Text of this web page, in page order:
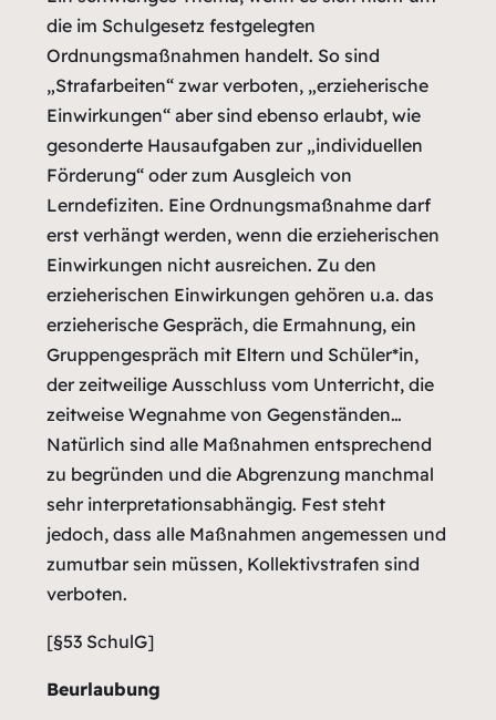
die im Schulgesetz festgelegten
Ordnungsmaßnahmen handelt. So sind
„Strafarbeiten“ zwar verboten, „erzieherische
Einwirkungen“ aber sind ebenso erlaubt, wie
gesonderte Hausaufgaben zur „individuellen
Förderung“ oder zum Ausgleich von
Lerndefiziten. Eine Ordnungsmaßnahme darf
erst verhängt werden, wenn die erzieherischen
Einwirkungen nicht ausreichen. Zu den
erzieherischen Einwirkungen gehören u.a. das
erzieherische Gespräch, die Ermahnung, ein
Gruppengespräch mit Eltern und Schüler*in,
der zeitweilige Ausschluss vom Unterricht, die
zeitweise Wegnahme von Gegenständen…
Natürlich sind alle Maßnahmen entsprechend
zu begründen und die Abgrenzung manchmal
sehr interpretationsabhängig. Fest steht
jedoch, dass alle Maßnahmen angemessen und
zumutbar sein müssen, Kollektivstrafen sind
verboten.
[§53 SchulG]
Beurlaubung